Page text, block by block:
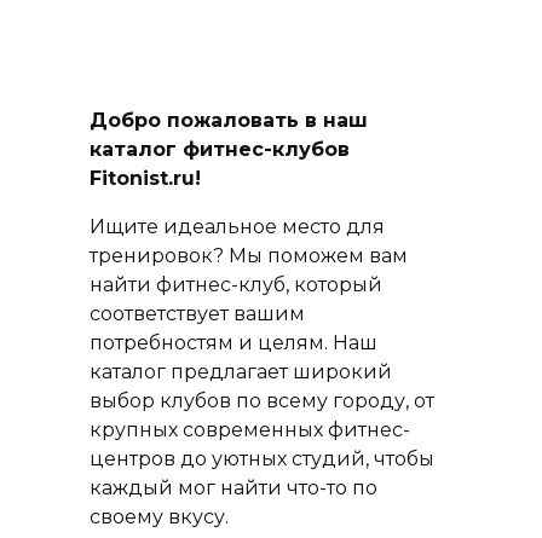
Добро пожаловать в наш
каталог фитнес-клубов
Fitonist.ru!
Ищите идеальное место для
тренировок? Мы поможем вам
найти фитнес-клуб, который
соответствует вашим
потребностям и целям. Наш
каталог предлагает широкий
выбор клубов по всему городу, от
крупных современных фитнес-
центров до уютных студий, чтобы
каждый мог найти что-то по
своему вкусу.